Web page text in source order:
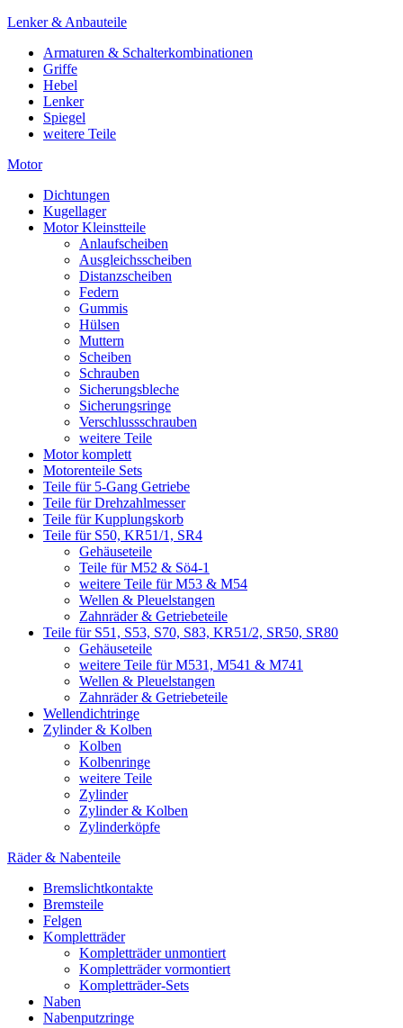
Lenker & Anbauteile
Armaturen & Schalterkombinationen
Griffe
Hebel
Lenker
Spiegel
weitere Teile
Motor
Dichtungen
Kugellager
Motor Kleinstteile
Anlaufscheiben
Ausgleichsscheiben
Distanzscheiben
Federn
Gummis
Hülsen
Muttern
Scheiben
Schrauben
Sicherungsbleche
Sicherungsringe
Verschlussschrauben
weitere Teile
Motor komplett
Motorenteile Sets
Teile für 5-Gang Getriebe
Teile für Drehzahlmesser
Teile für Kupplungskorb
Teile für S50, KR51/1, SR4
Gehäuseteile
Teile für M52 & Sö4-1
weitere Teile für M53 & M54
Wellen & Pleuelstangen
Zahnräder & Getriebeteile
Teile für S51, S53, S70, S83, KR51/2, SR50, SR80
Gehäuseteile
weitere Teile für M531, M541 & M741
Wellen & Pleuelstangen
Zahnräder & Getriebeteile
Wellendichtringe
Zylinder & Kolben
Kolben
Kolbenringe
weitere Teile
Zylinder
Zylinder & Kolben
Zylinderköpfe
Räder & Nabenteile
Bremslichtkontakte
Bremsteile
Felgen
Kompletträder
Kompletträder unmontiert
Kompletträder vormontiert
Kompletträder-Sets
Naben
Nabenputzringe